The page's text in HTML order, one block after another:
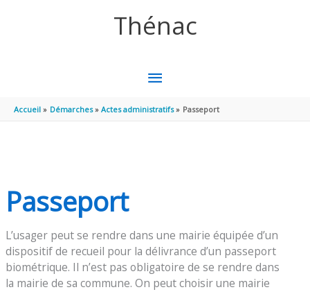
Thénac
MENU
PRINCIPAL
Accueil Démarches Actes administratifs Passeport
Passeport
L’usager peut se rendre dans une mairie équipée d’un
dispositif de recueil pour la délivrance d’un passeport
biométrique. Il n’est pas obligatoire de se rendre dans
la mairie de sa commune. On peut choisir une mairie